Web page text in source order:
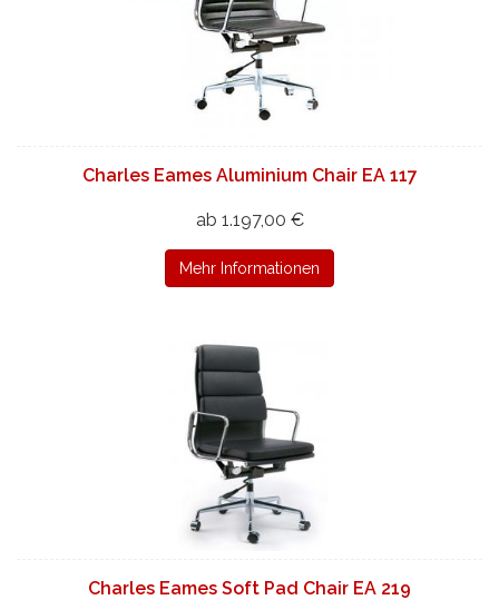
Charles Eames Aluminium Chair EA 117
ab 1.197,00 €
Mehr Informationen
Charles Eames Soft Pad Chair EA 219